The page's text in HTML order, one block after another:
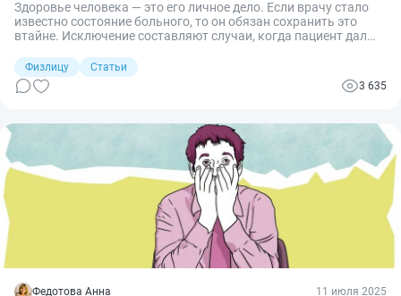
Здоровье человека — это его личное дело. Если врачу стало
известно состояние больного, то он обязан сохранить это
втайне. Исключение составляют случаи, когда пациент дал
оформить.
Физлицу
Статьи
3 635
Федотова Анна 11 июля 2025